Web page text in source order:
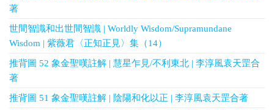
著
世間智識和出世間智識 | Worldly Wisdom/Supramundane
Wisdom | 紫薇君〈正知正見〉集（14）
推背圖 52 象金聖嘆註解 | 慧星乍見/不利東北 | 李淳風袁天罡合
著
推背圖 51 象金聖嘆註解 | 陰陽和化以正 | 李淳風袁天罡合著